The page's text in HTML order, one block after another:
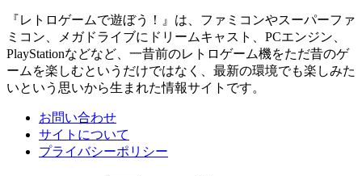
『レトロゲームで遊ぼう！』は、ファミコンやスーパーファ
ミコン、メガドライブにドリームキャスト、PCエンジン、
PlayStationなどなど、一昔前のレトロゲーム機をただ昔のゲ
ームを楽しむというだけではなく、最新の環境でも楽しみた
いという思いから生まれた情報サイトです。
お問い合わせ
サイトについて
プライバシーポリシー